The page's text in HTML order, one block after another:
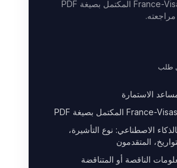
ارفع ملف France-Visas المكتمل بصيغة PDF
طلب
الاستمارة
الاصطناعي: نوع التأشيرة،
المتقدمون
الناقصة أو المتناقضة